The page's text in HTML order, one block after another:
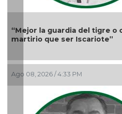
o coyote, mejor el